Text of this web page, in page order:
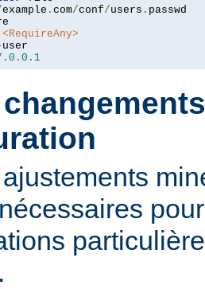
example . com/conf/users .
. 0.1